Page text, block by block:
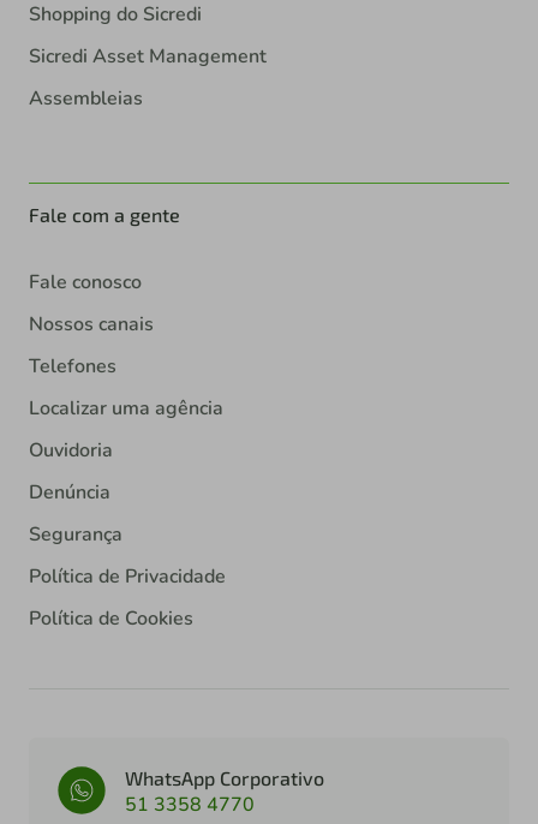
Shopping do Sicredi
Sicredi Asset Management
Assembleias
Fale com a gente
Fale conosco
Nossos canais
Telefones
Localizar uma agência
Ouvidoria
Denúncia
Segurança
Política de Privacidade
Política de Cookies
WhatsApp Corporativo
51 3358 4770